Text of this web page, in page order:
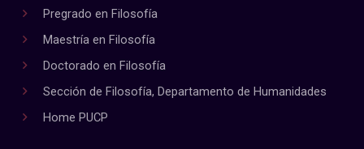
Pregrado en Filosofía
Maestría en Filosofía
Doctorado en Filosofía
Sección de Filosofía, Departamento de Humanidades
Home PUCP